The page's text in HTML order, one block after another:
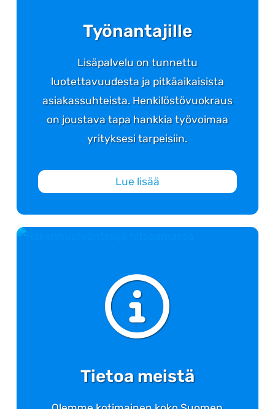
Työnantajille
Lisäpalvelu on tunnettu
luotettavuudesta ja pitkäaikaisista
asiakassuhteista. Henkilöstövuokraus
on joustava tapa hankkia työvoimaa
yrityksesi tarpeisiin.
Lue lisää
Tietoa meistä